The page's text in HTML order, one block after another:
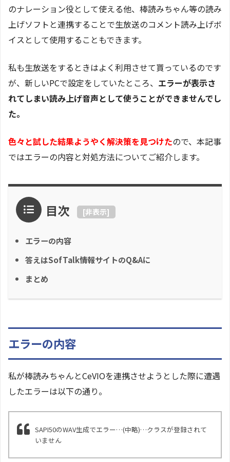
のナレーション役として使える他、棒読みちゃん等の読み
上げソフトと連携することで生放送のコメント読み上げボ
イスとして使用することもできます。
私も生放送をするときはよく利用させて貰っているのです
が、新しいPCで設定をしていたところ、 エラーが表示さ
れてしまい読み上げ音声として使うことができませんでし
た。
色々と試した結果ようやく解決策を見つけたので、本記事
ではエラーの内容と対処方法についてご紹介します。
目次 [非表示]
エラーの内容
答えはSofTalk情報サイトのQ&Aに
まとめ
エラーの内容
私が棒読みちゃんとCeVIOを連携させようとした際に遭遇
したエラーは以下の通り。
SAPI50のWAV生成でエラー…(中略)…クラスが登録されて
いません